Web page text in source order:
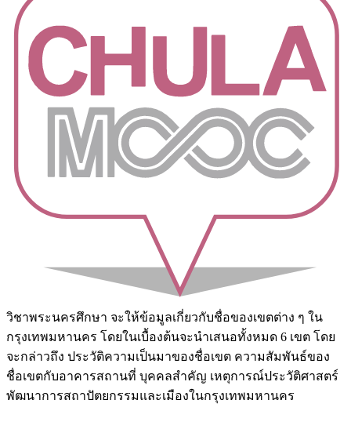
วิชาพระนครศึกษา จะให้ข้อมูลเกี่ยวกับชื่อของเขตต่าง ๆ ใน
กรุงเทพมหานคร โดยในเบื้องต้นจะนำเสนอทั้งหมด 6 เขต โดย
จะกล่าวถึง ประวัติความเป็นมาของชื่อเขต ความสัมพันธ์ของ
ชื่อเขตกับอาคารสถานที่ บุคคลสำคัญ เหตุการณ์ประวัติศาสตร์
พัฒนาการสถาปัตยกรรมและเมืองในกรุงเทพมหานคร